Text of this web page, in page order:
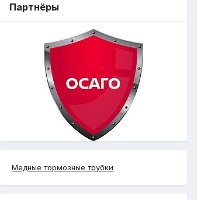
Партнёры
Медные тормозные трубки